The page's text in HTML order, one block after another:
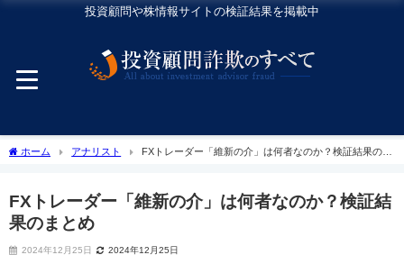
投資顧問や株情報サイトの検証結果を掲載中
ホーム アナリスト
FXトレーダー「維新の介」は何者なのか？検証結果のま
FXトレーダー「維新の介」は何者なのか？検証結
果のまとめ
2024年12月25日 2024年12月25日